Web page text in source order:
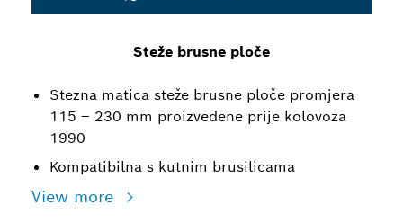
Steže brusne ploče
Stezna matica steže brusne ploče promjera
115 – 230 mm proizvedene prije kolovoza
1990
Kompatibilna s kutnim brusilicama
View more